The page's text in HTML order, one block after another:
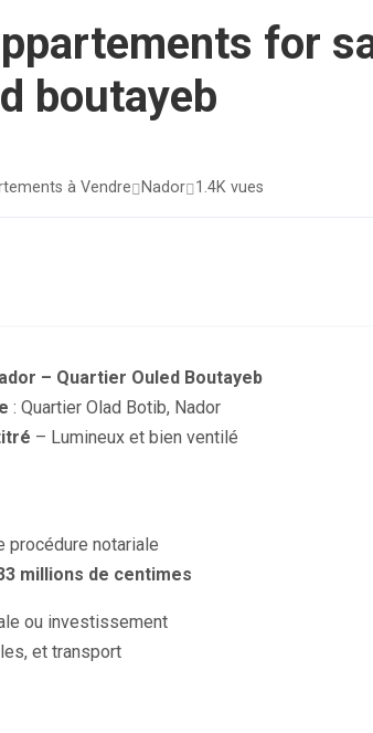
for
boutayeb
à Vendre Nador 1.4K vues
– Quartier Ouled Boutayeb
: Quartier Olad Botib, Nador
– Lumineux et bien ventilé
procédure notariale
millions de centimes
ou investissement
et transport